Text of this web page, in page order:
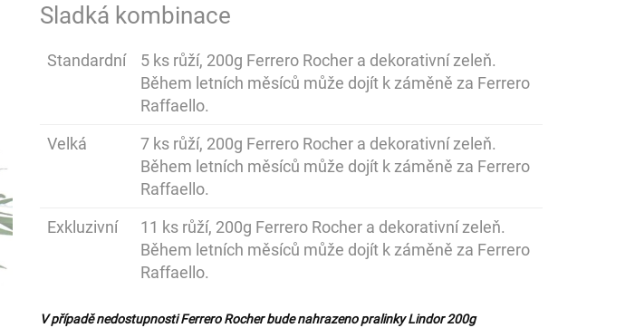
Sladká kombinace
Standardní
5 ks růží, 200g Ferrero Rocher a dekorativní zeleň.
Během letních měsíců může dojít k záměně za Ferrero
Raffaello.
Velká
7 ks růží, 200g Ferrero Rocher a dekorativní zeleň.
Během letních měsíců může dojít k záměně za Ferrero
Raffaello.
Exkluzivní
11 ks růží, 200g Ferrero Rocher a dekorativní zeleň.
Během letních měsíců může dojít k záměně za Ferrero
Raffaello.
V případě nedostupnosti Ferrero Rocher bude nahrazeno pralinky Lindor 200g